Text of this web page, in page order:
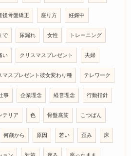
後骨盤矯正 座り方 妊娠中
で 尿漏れ 女性 トレーニング
い クリスマスプレゼント 夫婦
マスプレゼント彼女変わり種 テレワーク
事 企業理念 経営理念 行動指針
テリア 色 骨盤底筋 こつばん
何歳から 原因 若い 歪み 床